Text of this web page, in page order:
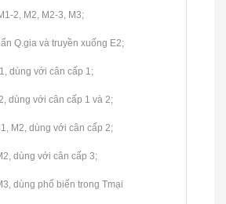
2, M2, M2-3, M3;
Q.gia và truyền xuống E2;
dùng với cân cấp 1;
dùng với cân cấp 1 và 2;
M2, dùng với cân cấp 2;
dùng với cân cấp 3;
dùng phổ biến trong Tmại